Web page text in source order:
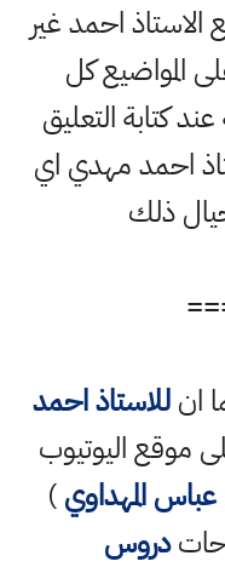
الاستاذ احمد غير
المواضيع كل
التعليق
احمد مهدي اي
ذلك
انللاستاذ احمد
موقع اليوتيوب
المهداوي)
دروس